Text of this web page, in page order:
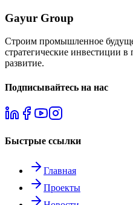
Gayur Group
Строим промышленное
стратегические инвестиции
развитие.
Подписывайтесь на нас
Быстрые ссылки
Главная
Проекты